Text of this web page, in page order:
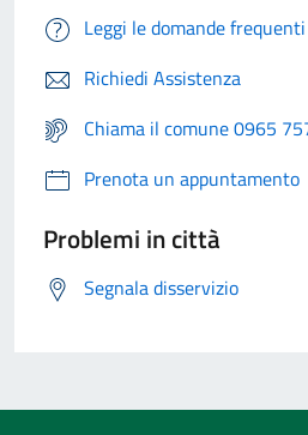
Leggi le domande frequenti
Richiedi Assistenza
Chiama il comune 0965
Prenota un appuntamento
Problemi in città
Segnala disservizio